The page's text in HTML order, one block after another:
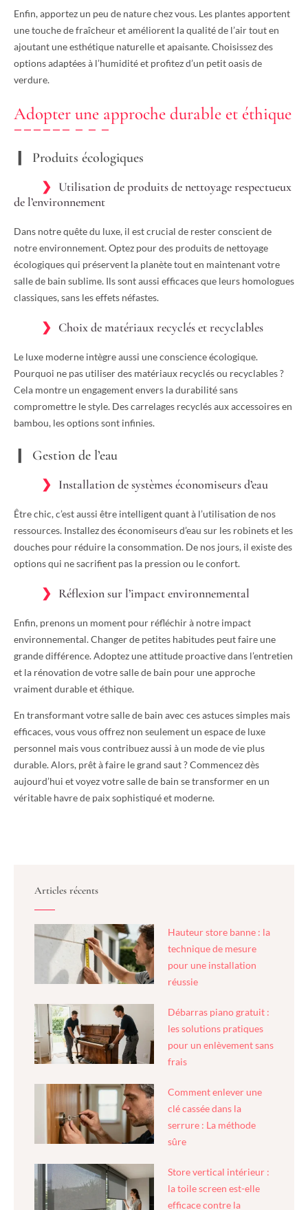
Enfin, apportez un peu de nature chez vous. Les plantes apportent
une touche de fraîcheur et améliorent la qualité de l’air tout en
ajoutant une esthétique naturelle et apaisante. Choisissez des
options adaptées à l’humidité et profitez d’un petit oasis de
verdure.
Adopter une approche durable et éthique
Produits écologiques
Utilisation de produits de nettoyage respectueux
de l’environnement
Dans notre quête du luxe, il est crucial de rester conscient de
notre environnement. Optez pour des produits de nettoyage
écologiques qui préservent la planète tout en maintenant votre
salle de bain sublime. Ils sont aussi efficaces que leurs homologues
classiques, sans les effets néfastes.
Choix de matériaux recyclés et recyclables
Le luxe moderne intègre aussi une conscience écologique.
Pourquoi ne pas utiliser des matériaux recyclés ou recyclables ?
Cela montre un engagement envers la durabilité sans
compromettre le style. Des carrelages recyclés aux accessoires en
bambou, les options sont infinies.
Gestion de l’eau
Installation de systèmes économiseurs d’eau
Être chic, c’est aussi être intelligent quant à l’utilisation de nos
ressources. Installez des économiseurs d’eau sur les robinets et les
douches pour réduire la consommation. De nos jours, il existe des
options qui ne sacrifient pas la pression ou le confort.
Réflexion sur l’impact environnemental
Enfin, prenons un moment pour réfléchir à notre impact
environnemental. Changer de petites habitudes peut faire une
grande différence. Adoptez une attitude proactive dans l’entretien
et la rénovation de votre salle de bain pour une approche
vraiment durable et éthique.
En transformant votre salle de bain avec ces astuces simples mais
efficaces, vous vous offrez non seulement un espace de luxe
personnel mais vous contribuez aussi à un mode de vie plus
durable. Alors, prêt à faire le grand saut ? Commencez dès
aujourd’hui et voyez votre salle de bain se transformer en un
véritable havre de paix sophistiqué et moderne.
Articles récents
Hauteur store banne : la
technique de mesure
pour une installation
réussie
Débarras piano gratuit :
les solutions pratiques
pour un enlèvement sans
frais
Comment enlever une
clé cassée dans la
serrure : La méthode
sûre
Store vertical intérieur :
la toile screen est-elle
efficace contre la